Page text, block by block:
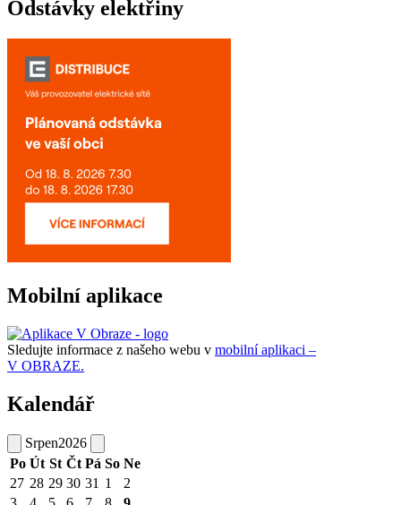
Odstávky elektřiny
Mobilní aplikace
Sledujte informace z našeho webu v mobilní aplikaci –
V OBRAZE.
Kalendář
Srpen2026
Po Út St Čt Pá So Ne
27 28 29 30 31 1
2